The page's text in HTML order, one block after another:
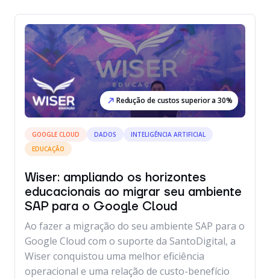
Redução de custos superior a 30%
GOOGLE CLOUD DADOS
INTELIGÊNCIA ARTIFICIAL
EDUCAÇÃO
Wiser: ampliando os horizontes
educacionais ao migrar seu ambiente
SAP para o Google Cloud
Ao fazer a migração do seu ambiente SAP para o
Google Cloud com o suporte da SantoDigital, a
Wiser conquistou uma melhor eficiência
operacional e uma relação de custo-benefício